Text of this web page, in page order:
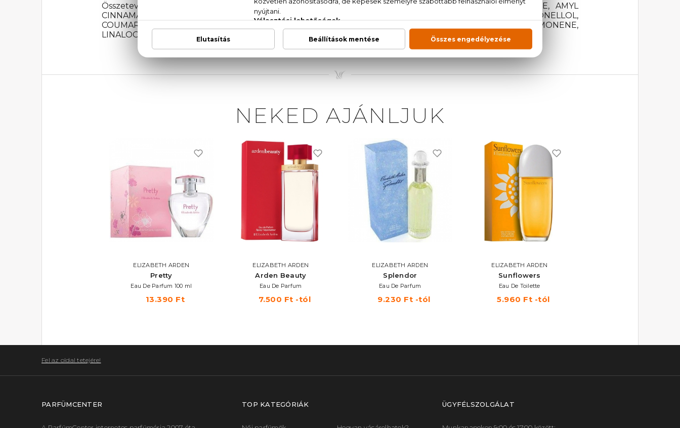
Összetevők: ALCOHOL DENAT., WATER/AQUA/EAU, PARFUM/FRAGRANCE, ALPHA-ISOMETHYL IONONE, AMYL
CINNAMAL, BENZYL ALCOHOL, BENZYL BENZOATE, BENZYL SALICYLATE, CINNAMYL ALCOHOL, CITRONELLOL,
COUMARIN, EUGENOL, GERANIOL, HEXYL CINNAMAL, HYDROXYCITRONELLAL, ISOEUGENOL, LIMONENE,
LINALOOL.
NEKED AJÁNLJUK
ELIZABETH ARDEN
Pretty
Eau De Parfum 100 ml
13.390 Ft
ELIZABETH ARDEN
Arden Beauty
Eau De Parfum
7.500 Ft -tól
ELIZABETH ARDEN
Splendor
Eau De Parfum
9.230 Ft -tól
ELIZABETH ARDEN
Sunflowers
Eau De Toilette
5.960 Ft -tól
Fel az oldal tetejére!
PARFÜMCENTER TOP KATEGÓRIÁK ÜGYFÉLSZOLGÁLAT